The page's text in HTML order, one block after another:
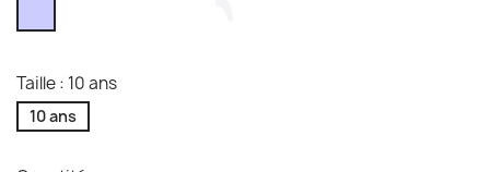
Taille : 10 ans
10 ans